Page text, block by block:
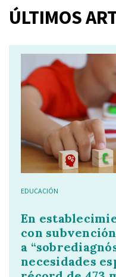
ÚLTIMOS
EDUCACIÓN
En
con
a
necesidades